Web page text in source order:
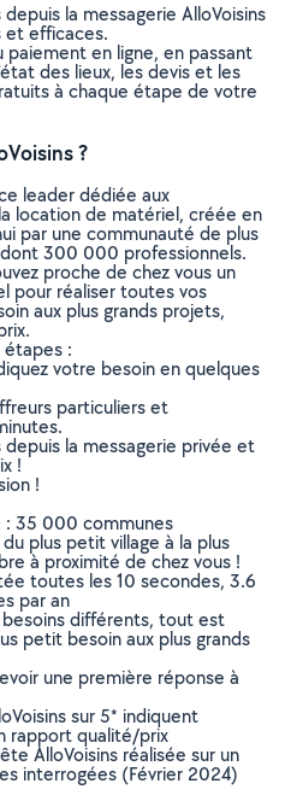
la messagerie AlloVoisins
et efficaces.
en ligne, en passant
des lieux, les devis et les
à chaque étape de votre
?
leader dédiée aux
location de matériel, créée en
par une communauté de plus
300 000 professionnels.
proche de chez vous un
pour réaliser toutes vos
aux plus grands projets,
étapes :
votre besoin en quelques
particuliers et
la messagerie privée et
!
!
: 35 000 communes
plus petit village à la plus
à proximité de chez vous !
toutes les 10 secondes, 3.6
par an
différents, tout est
petit besoin aux plus grands
une première réponse à
sur 5* indiquent
rapport qualité/prix
AlloVoisins réalisée sur un
interrogées (Février 2024)